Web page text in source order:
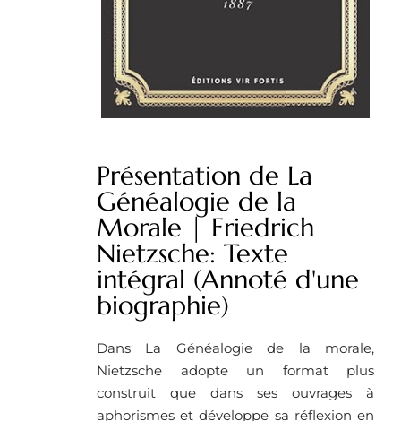
Présentation de La
Généalogie de la
Morale | Friedrich
Nietzsche: Texte
intégral (Annoté d'une
biographie)
Dans La Généalogie de la morale,
Nietzsche adopte un format plus
construit que dans ses ouvrages à
aphorismes et développe sa réflexion en